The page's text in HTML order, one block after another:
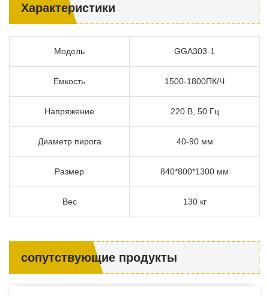
Характеристики
Модель GGA303-1
Емкость 1500-1800ПК/Ч
Напряжение 220 В, 50 Гц
Диаметр пирога 40-90 мм
Размер 840*800*1300 мм
Вес 130 кг
сопутствующие продукты